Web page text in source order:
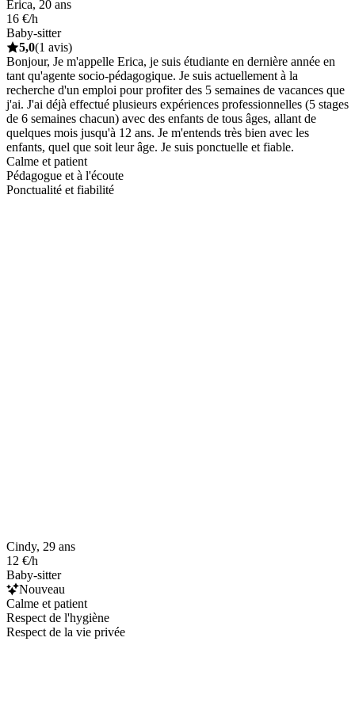
Erica, 20 ans
16 €/h
Baby-sitter
5,0(1 avis)
Bonjour, Je m'appelle Erica, je suis étudiante en dernière année en
tant qu'agente socio-pédagogique. Je suis actuellement à la
recherche d'un emploi pour profiter des 5 semaines de vacances que
j'ai. J'ai déjà effectué plusieurs expériences professionnelles (5 stages
de 6 semaines chacun) avec des enfants de tous âges, allant de
quelques mois jusqu'à 12 ans. Je m'entends très bien avec les
enfants, quel que soit leur âge. Je suis ponctuelle et fiable.
Calme et patient
Pédagogue et à l'écoute
Ponctualité et fiabilité
Cindy, 29 ans
12 €/h
Baby-sitter
Nouveau
Calme et patient
Respect de l'hygiène
Respect de la vie privée